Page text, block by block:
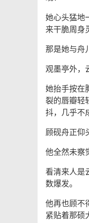
她心头猛地
来干脆周身
那是她与舟
观墨亭外，
她抬手按在
裂的唇瓣轻
抖，几乎
顾砚舟正仰
他全然未察
看清来人是
数爆发。
他再也顾不
紧贴着那硕